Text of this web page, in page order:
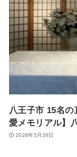
八王子市 15名
愛メモリアル】
2026年5月26日